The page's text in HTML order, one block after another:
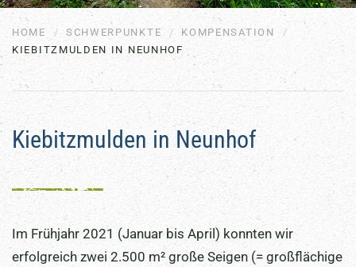
HOME SCHWERPUNKTE
KOMPENSATION
KIEBITZMULDEN IN NEUNHOF
Kiebitzmulden in Neunhof
Im Frühjahr 2021 (Januar bis April) konnten wir
erfolgreich zwei 2.500 m² große Seigen (= großflächige